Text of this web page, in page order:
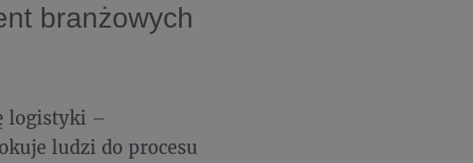
branżowych
logistyki –
ludzi do procesu